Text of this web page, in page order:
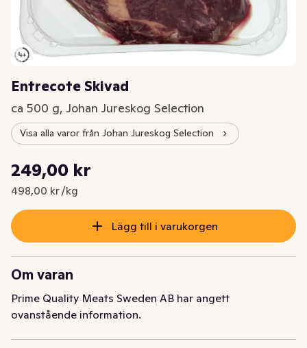
Entrecote Skivad
ca 500 g, Johan Jureskog Selection
Visa alla varor från Johan Jureskog Selection
Nuvarande pris är: 249,00 kr
249,00 kr
498,00 kr /kg
Styckpris: 498,00 kr /kg
Lägg till i varukorgen
Om varan
Prime Quality Meats Sweden AB har angett
ovanstående information.